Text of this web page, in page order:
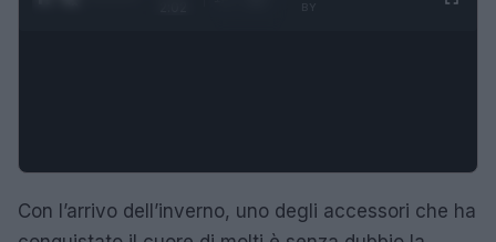
Con l’arrivo dell’inverno, uno degli accessori che ha